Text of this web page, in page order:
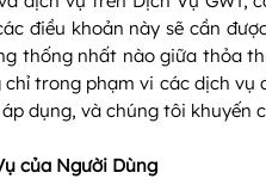
điều khoản này sẽ cần
thống nhất nào giữa thỏa
trong phạm vi các dịch vụ
dụng, và chúng tôi
của Người Dùng